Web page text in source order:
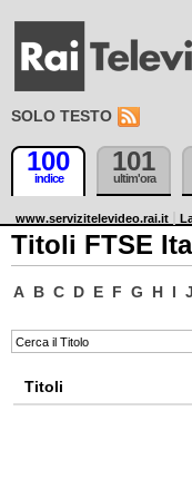
SOLO TESTO
100
indice
101
ultim'ora
www.servizitelevideo.rai.it
Titoli FTSE
A B C D E F G H I J
Titoli